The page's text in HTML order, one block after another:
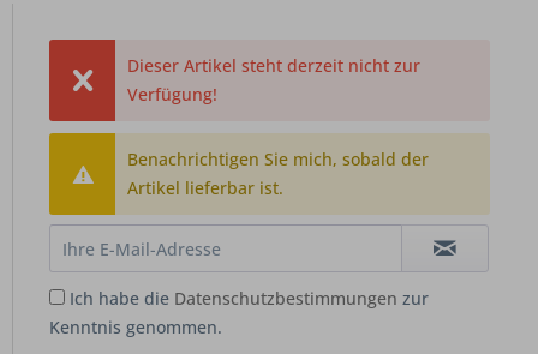
Dieser Artikel steht derzeit nicht zur
Verfügung!
Benachrichtigen Sie mich, sobald der
Artikel lieferbar ist.
Ich habe die Datenschutzbestimmungen zur
Kenntnis genommen.